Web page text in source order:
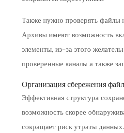
Также нужно проверять файлы
Архивы имеют возможность
элементы, из-за этого
проверенные каналы а также
Организация сбережения
Эффективная структура
возможность скорее
сокращает риск утраты